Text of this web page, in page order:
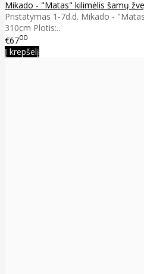
Mikado - "Matas" kilimėlis šamų
Pristatymas 1-7d.d. Mikado -
310cm Plotis:..
€6700
Į krepšelį